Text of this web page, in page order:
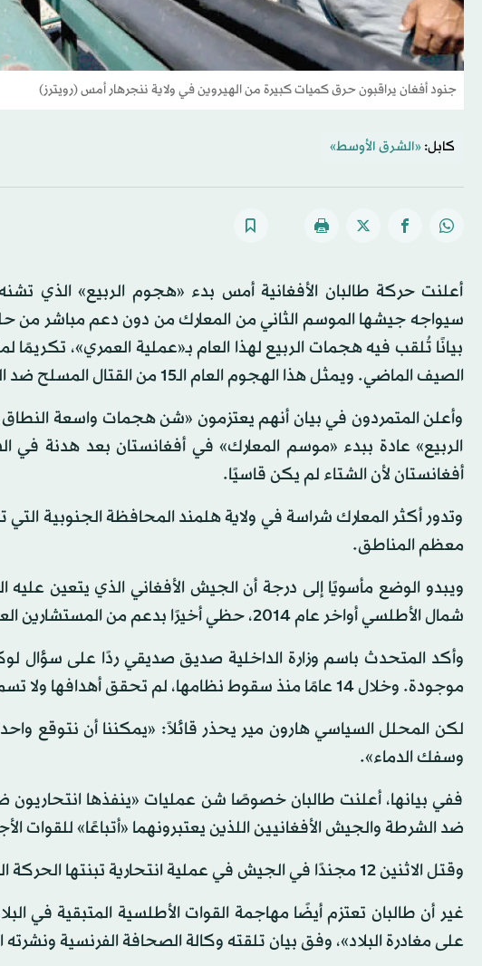
جنود أفغان يراقبون حرق كميات كبيرة من الهيروين في ولاية ننجرهار أمس (رويترز)
كابل: «الشرق الأوسط»
أعلنت حركة طالبان الأفغانية أمس بدء «هجوم الربيع» الذي
سيواجه جيشها الموسم الثاني من المعارك من دون دعم مباشر
بيانًا تُلقب فيه هجمات الربيع لهذا العام بـ«عملية العمري»،
الصيف الماضي. ويمثل هذا الهجوم العام الـ15 من القتال المسلح ضد الغزو الأميركي، وفقًا للبيان الذي صدر أمس.
وأعلن المتمردون في بيان أنهم يعتزمون «شن هجمات واسعة
الربيع» عادة ببدء «موسم المعارك» في أفغانستان بعد هدنة في
أفغانستان لأن الشتاء لم يكن قاسيًا.
وتدور أكثر المعارك شراسة في ولاية هلمند المحافظة الجنوبية
معظم المناطق.
ويبدو الوضع مأسويًا إلى درجة أن الجيش الأفغاني الذي يتعين عليه
شمال الأطلسي أواخر عام 2014، حظي أخيرًا بدعم من المستشارين العسكريين الأميركيين والبريطانيين.
وأكد المتحدث باسم وزارة الداخلية صديق صديقي ردًا على سؤال
موجودة. وخلال 14 عامًا منذ سقوط نظامها، لم تحقق أهدافها ولا تسمح لنا بتحقيق أهدافنا».
لكن المحلل السياسي هارون مير يحذر قائلاً: «يمكننا أن نتوقع
وسفك الدماء».
ففي بيانها، أعلنت طالبان خصوصًا شن عمليات «ينفذها
ضد الشرطة والجيش الأفغانيين اللذين يعتبرونهما «أتباعًا» للقوات
وقتل الاثنين 12 مجندًا في الجيش في عملية انتحارية تبنتها الحركة المتمردة في شرق البلاد.
على مغادرة البلاد»، وفق بيان تلقته وكالة الصحافة الفرنسية